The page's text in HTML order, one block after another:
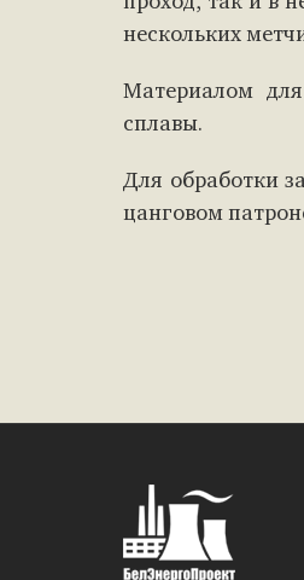
нескольких
Материалом
сплавы.
Для обработки
цанговом